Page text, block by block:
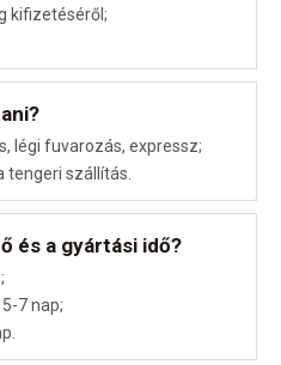
kifizetéséről;
légi fuvarozás, expressz;
tengeri szállítás.
és a gyártási idő?
7 nap;